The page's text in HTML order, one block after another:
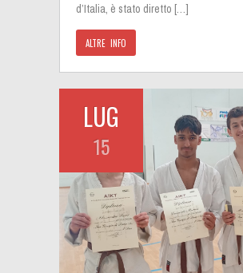
d’Italia, è stato diretto […]
ALTRE INFO
LUG
15